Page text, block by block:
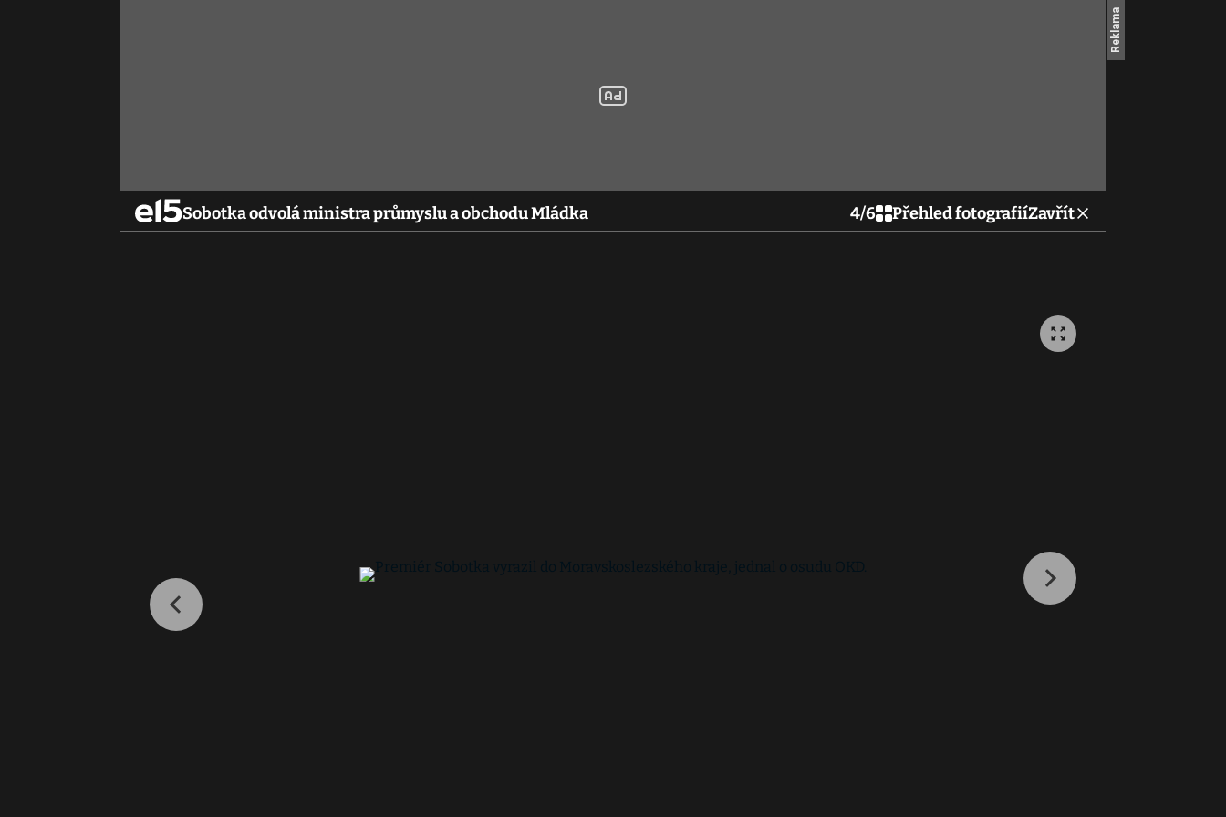
Sobotka odvolá ministra průmyslu a obchodu Mládka 4/6 Přehled fotografiíZavřít